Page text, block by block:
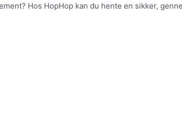
Hos HopHop kan du hente en sikker,